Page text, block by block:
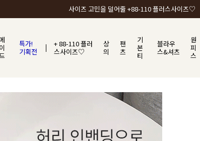
갠소 카카오톡 플친추가 +2,000원 혜택
메
이
특가!
기획전
+ 88-110 플러
스사이즈♡
상
의
팬
츠
기
본
티
블라우
스&셔츠
원
피
스